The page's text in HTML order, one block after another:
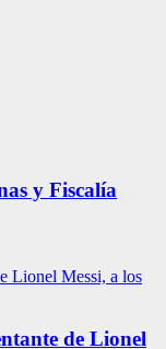
y Fiscalía
de Lionel